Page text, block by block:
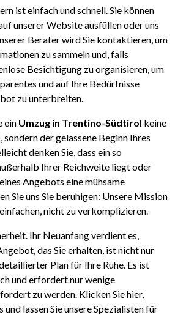
ist einfach und schnell. Sie können
unserer Website ausfüllen oder uns
Berater wird Sie kontaktieren, um
zu sammeln und, falls
Besichtigung zu organisieren, um
und auf Ihre Bedürfnisse
zu unterbreiten.
ein Umzug in Trentino-Südtirol keine
sondern der gelassene Beginn Ihres
denken Sie, dass ein so
Ihrer Reichweite liegt oder
Angebots eine mühsame
Sie uns Sie beruhigen: Unsere Mission
nicht zu verkomplizieren.
Ihr Neuanfang verdient es,
das Sie erhalten, ist nicht nur
Plan für Ihre Ruhe. Es ist
und erfordert nur wenige
zu werden. Klicken Sie hier,
und lassen Sie unsere Spezialisten für